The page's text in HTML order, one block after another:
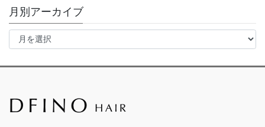
月別アーカイブ
月
ー
ブ